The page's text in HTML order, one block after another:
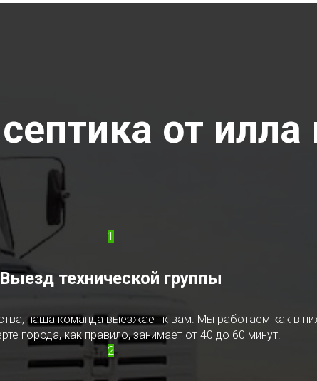
от илла
1
технической группы
наша команда выезжает к вам. Мы работаем как в
города, как правило, занимает от 40 до 60 минут.
2